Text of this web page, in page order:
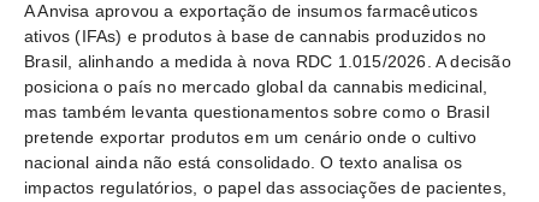
A Anvisa aprovou a exportação de insumos farmacêuticos
ativos (IFAs) e produtos à base de cannabis produzidos no
Brasil, alinhando a medida à nova RDC 1.015/2026. A decisão
posiciona o país no mercado global da cannabis medicinal,
mas também levanta questionamentos sobre como o Brasil
pretende exportar produtos em um cenário onde o cultivo
nacional ainda não está consolidado. O texto analisa os
impactos regulatórios, o papel das associações de pacientes,